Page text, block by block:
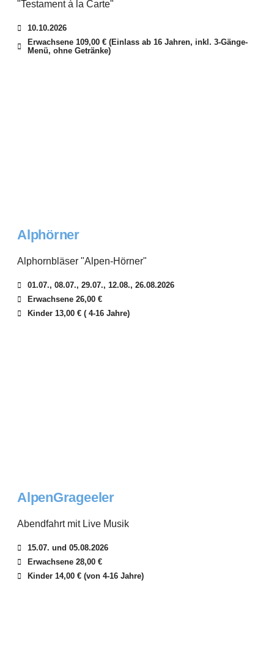
"Testament à la Carte"
10.10.2026
Erwachsene 109,00 € (Einlass ab 16 Jahren, inkl. 3-Gänge-
Menü, ohne Getränke)
Alphörner
Alphornbläser "Alpen-Hörner"
01.07., 08.07., 29.07., 12.08., 26.08.2026
Erwachsene 26,00 €
Kinder 13,00 € ( 4-16 Jahre)
AlpenGrageeler
Abendfahrt mit Live Musik
15.07. und 05.08.2026
Erwachsene 28,00 €
Kinder 14,00 € (von 4-16 Jahre)